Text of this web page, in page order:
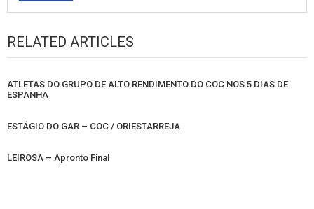
RELATED ARTICLES
ATLETAS DO GRUPO DE ALTO RENDIMENTO DO COC NOS 5 DIAS DE
ESPANHA
ESTÁGIO DO GAR – COC / ORIESTARREJA
LEIROSA – Apronto Final